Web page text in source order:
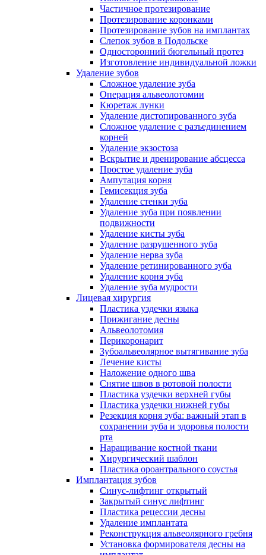
Частичное протезирование
Протезирование коронками
Протезирование зубов на имплантах
Слепок зубов в Подольске
Односторонний бюгельный протез
Изготовление индивидуальной ложки
Удаление зубов
Сложное удаление зуба
Операция альвеолотомии
Кюретаж лунки
Удаление дистопированного зуба
Сложное удаление с разъединением
корней
Удаление экзостоза
Вскрытие и дренирование абсцесса
Простое удаление зуба
Ампутация корня
Гемисекция зуба
Удаление стенки зуба
Удаление зуба при появлении
подвижности
Удаление кисты зуба
Удаление разрушенного зуба
Удаление нерва зуба
Удаление ретинированного зуба
Удаление корня зуба
Удаление зуба мудрости
Лицевая хирургия
Пластика уздечки языка
Прижигание десны
Альвеолотомия
Перикоронарит
Зубоальвеолярное вытягивание зуба
Лечение кисты
Наложение одного шва
Снятие швов в ротовой полости
Пластика уздечки верхней губы
Пластика уздечки нижней губы
Резекция корня зуба: важный этап в
сохранении зуба и здоровья полости
рта
Наращивание костной ткани
Хирургический шаблон
Пластика ороантрального соустья
Имплантация зубов
Синус-лифтинг открытый
Закрытый синус лифтинг
Пластика рецессии десны
Удаление имплантата
Реконструкция альвеолярного гребня
Установка формирователя десны на